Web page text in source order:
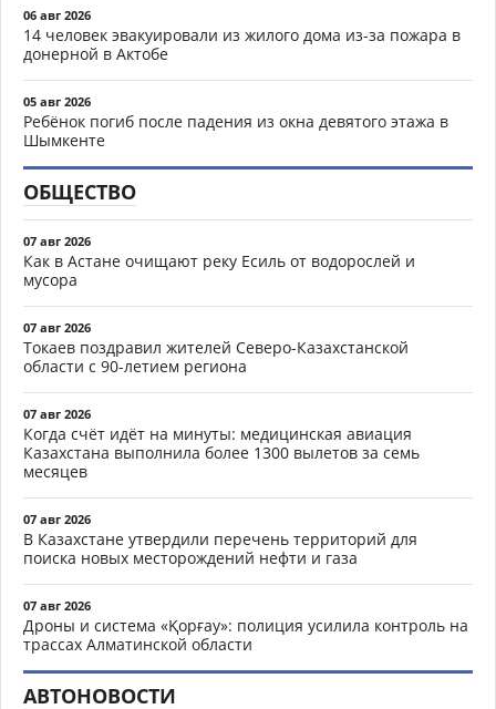
06 авг 2026
14 человек эвакуировали из жилого дома из-за пожара в
донерной в Актобе
05 авг 2026
Ребёнок погиб после падения из окна девятого этажа в
Шымкенте
ОБЩЕСТВО
07 авг 2026
Как в Астане очищают реку Есиль от водорослей и
мусора
07 авг 2026
Токаев поздравил жителей Северо-Казахстанской
области с 90-летием региона
07 авг 2026
Когда счёт идёт на минуты: медицинская авиация
Казахстана выполнила более 1300 вылетов за семь
месяцев
07 авг 2026
В Казахстане утвердили перечень территорий для
поиска новых месторождений нефти и газа
07 авг 2026
Дроны и система «Қорғау»: полиция усилила контроль на
трассах Алматинской области
АВТОНОВОСТИ